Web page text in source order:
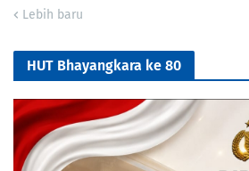
Lebih baru
HUT Bhayangkara ke 80